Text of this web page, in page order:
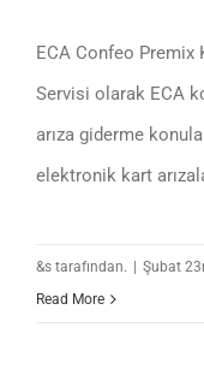
ECA Confeo Premix
Servisi olarak ECA
arıza giderme
elektronik kart
&s tarafından. | Şubat
Read More